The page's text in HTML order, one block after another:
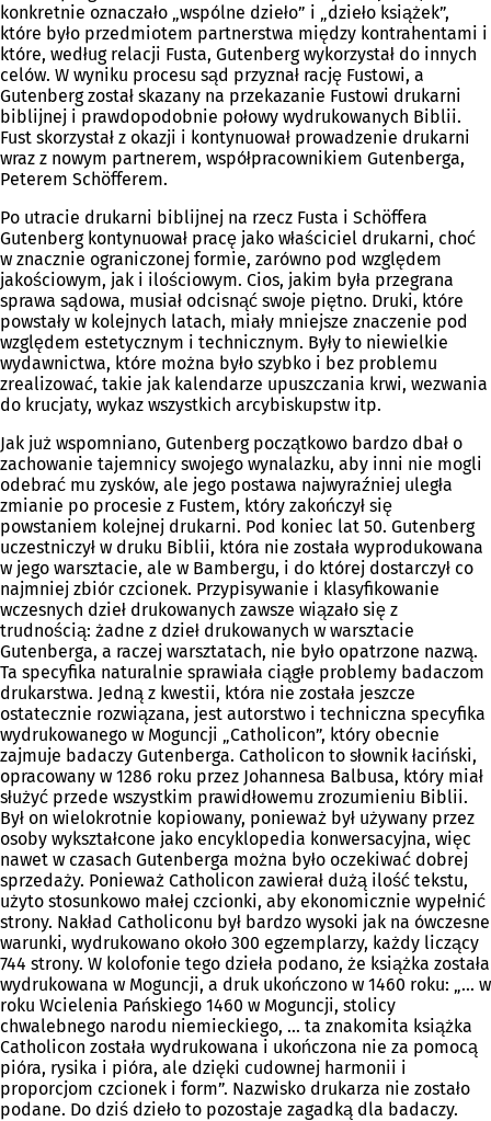
konkretnie oznaczało „wspólne dzieło” i „dzieło książek”,
które było przedmiotem partnerstwa między kontrahentami i
które, według relacji Fusta, Gutenberg wykorzystał do innych
celów. W wyniku procesu sąd przyznał rację Fustowi, a
Gutenberg został skazany na przekazanie Fustowi drukarni
biblijnej i prawdopodobnie połowy wydrukowanych Biblii.
Fust skorzystał z okazji i kontynuował prowadzenie drukarni
wraz z nowym partnerem, współpracownikiem Gutenberga,
Peterem Schöfferem.
Po utracie drukarni biblijnej na rzecz Fusta i Schöffera
Gutenberg kontynuował pracę jako właściciel drukarni, choć
w znacznie ograniczonej formie, zarówno pod względem
jakościowym, jak i ilościowym. Cios, jakim była przegrana
sprawa sądowa, musiał odcisnąć swoje piętno. Druki, które
powstały w kolejnych latach, miały mniejsze znaczenie pod
względem estetycznym i technicznym. Były to niewielkie
wydawnictwa, które można było szybko i bez problemu
zrealizować, takie jak kalendarze upuszczania krwi, wezwania
do krucjaty, wykaz wszystkich arcybiskupstw itp.
Jak już wspomniano, Gutenberg początkowo bardzo dbał o
zachowanie tajemnicy swojego wynalazku, aby inni nie mogli
odebrać mu zysków, ale jego postawa najwyraźniej uległa
zmianie po procesie z Fustem, który zakończył się
powstaniem kolejnej drukarni. Pod koniec lat 50. Gutenberg
uczestniczył w druku Biblii, która nie została wyprodukowana
w jego warsztacie, ale w Bambergu, i do której dostarczył co
najmniej zbiór czcionek. Przypisywanie i klasyfikowanie
wczesnych dzieł drukowanych zawsze wiązało się z
trudnością: żadne z dzieł drukowanych w warsztacie
Gutenberga, a raczej warsztatach, nie było opatrzone nazwą.
Ta specyfika naturalnie sprawiała ciągłe problemy badaczom
drukarstwa. Jedną z kwestii, która nie została jeszcze
ostatecznie rozwiązana, jest autorstwo i techniczna specyfika
wydrukowanego w Moguncji „Catholicon”, który obecnie
zajmuje badaczy Gutenberga. Catholicon to słownik łaciński,
opracowany w 1286 roku przez Johannesa Balbusa, który miał
służyć przede wszystkim prawidłowemu zrozumieniu Biblii.
Był on wielokrotnie kopiowany, ponieważ był używany przez
osoby wykształcone jako encyklopedia konwersacyjna, więc
nawet w czasach Gutenberga można było oczekiwać dobrej
sprzedaży. Ponieważ Catholicon zawierał dużą ilość tekstu,
użyto stosunkowo małej czcionki, aby ekonomicznie wypełnić
strony. Nakład Catholiconu był bardzo wysoki jak na ówczesne
warunki, wydrukowano około 300 egzemplarzy, każdy liczący
744 strony. W kolofonie tego dzieła podano, że książka została
wydrukowana w Moguncji, a druk ukończono w 1460 roku: „... w
roku Wcielenia Pańskiego 1460 w Moguncji, stolicy
chwalebnego narodu niemieckiego, ... ta znakomita książka
Catholicon została wydrukowana i ukończona nie za pomocą
pióra, rysika i pióra, ale dzięki cudownej harmonii i
proporcjom czcionek i form”. Nazwisko drukarza nie zostało
podane. Do dziś dzieło to pozostaje zagadką dla badaczy.